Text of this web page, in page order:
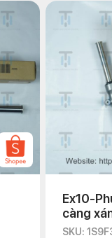
Ex10-
càng
SKU: